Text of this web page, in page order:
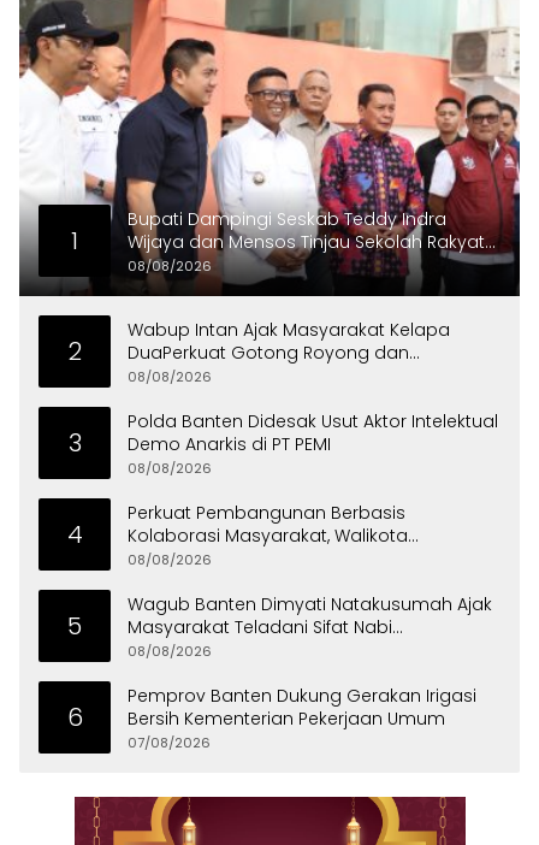
1
Bupati Dampingi Seskab Teddy Indra
Wijaya dan Mensos Tinjau Sekolah Rakyat
di Curug
08/08/2026
2
Wabup Intan Ajak Masyarakat Kelapa
DuaPerkuat Gotong Royong dan
Persatuan
08/08/2026
3
Polda Banten Didesak Usut Aktor Intelektual
Demo Anarkis di PT PEMI
08/08/2026
4
Perkuat Pembangunan Berbasis
Kolaborasi Masyarakat, Walikota
Tangerang Raih LPM Award 2026
08/08/2026
5
Wagub Banten Dimyati Natakusumah Ajak
Masyarakat Teladani Sifat Nabi
Muhammad
08/08/2026
6
Pemprov Banten Dukung Gerakan Irigasi
Bersih Kementerian Pekerjaan Umum
07/08/2026